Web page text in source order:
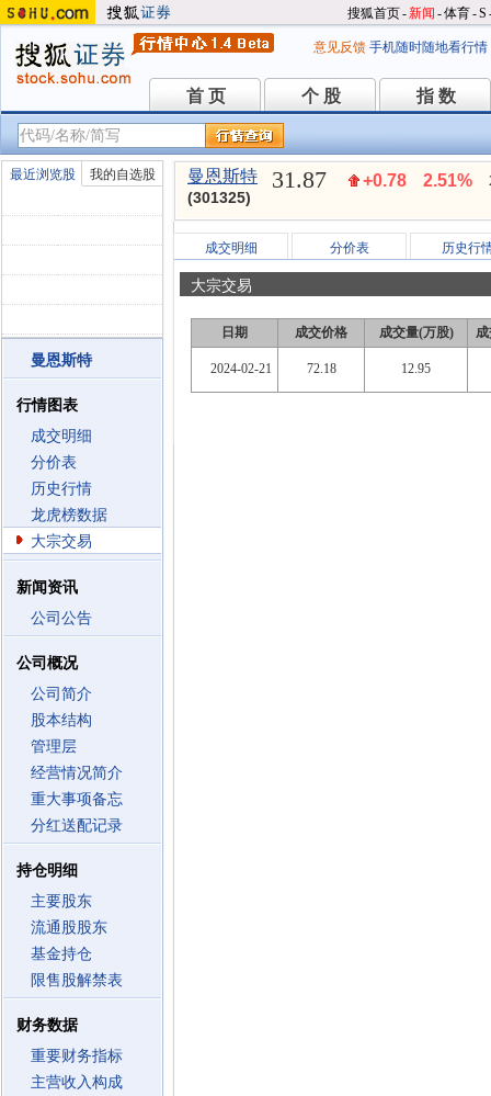
搜狐首页-新闻 -体育-S
意见反馈 手机随时随地看行情
首 页
首 页 个 股
个 股 指 数
指 数
最近浏览股 我的自选股
曼恩斯特
行情图表
成交明细
分价表
历史行情
龙虎榜数据
大宗交易
新闻资讯
公司公告
公司概况
公司简介
股本结构
管理层
经营情况简介
重大事项备忘
分红送配记录
持仓明细
主要股东
流通股股东
基金持仓
限售股解禁表
财务数据
重要财务指标
主营收入构成
曼恩斯特
(301325)
31.87 +0.78 2.51%
成交明细 分价表 历史行
大宗交易
日期 成交价格 成交量(万股)
2024-02-21 72.18 12.95